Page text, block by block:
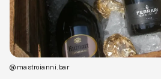
@mastroianni.barÖffnet ein neues Browser-Tab